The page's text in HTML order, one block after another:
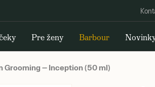
Pre ženy Barbour
Grooming — Inception (50 ml)